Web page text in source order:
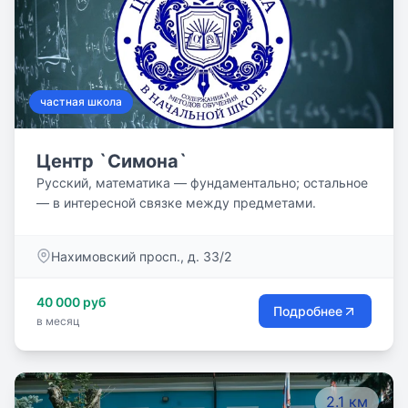
внимательным и неравнодушным учителем. Мы
остановились на пути доказательного образования и
используем педагогические практики с доказанной
эффективностью.
частная школа
Центр `Симона`
Русский, математика — фундаментально; остальное
— в интересной связке между предметами.
Нахимовский просп., д. 33/2
40 000 руб
в месяц
Подробнее
2.1 км